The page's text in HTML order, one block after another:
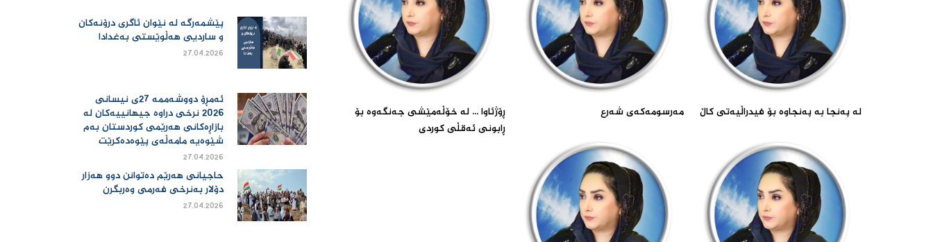
ڕۆژئاوا ... لە خۆڵەمێشی جەنگەوە بۆ
ڕابونی ئەقڵی کوردی‌
مەرسومەکەی شەرع‌ لە پەنجا بە پەنجاوە بۆ فیدراڵیەتی کاڵ‌
پێشمەرگە لە نێوان ئاگری درۆنەکان
و ساردیی هەڵوێستی بەغدادا
27.04.2026
ئەمڕۆ دووشەممە 27ی نیسانی
2026 نرخی دراوە جیهانییەكان لە
بازاڕەكانی هەرێمی كوردستان بەم
شێوەیە مامەڵەی پێوەدەكرێت
27.04.2026
حاجیانی هەرێم دەتوانن دوو هەزار
دۆلار بەنرخی فەرمی وەربگرن
27.04.2026